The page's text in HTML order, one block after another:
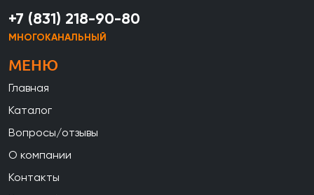
+7 (831) 218-90-80
МНОГОКАНАЛЬНЫЙ
МЕНЮ
Главная
Каталог
Вопросы/отзывы
О компании
Контакты